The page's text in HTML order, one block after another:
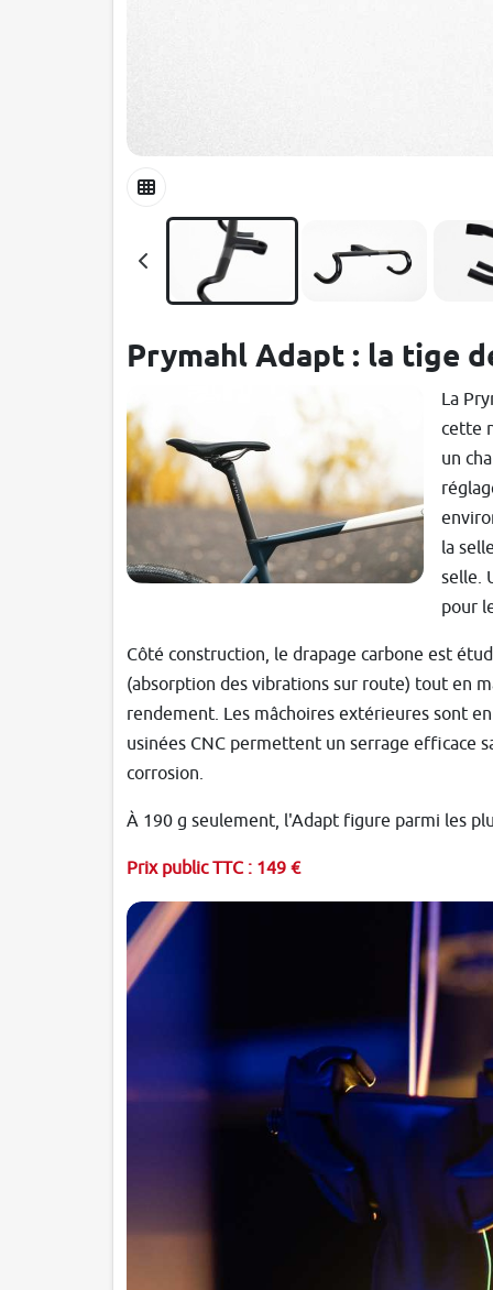
Prymahl Adapt : la tige
La
cette
un
la
selle.
pour
Côté construction, le drapage carbone est
(absorption des vibrations sur route) tout en
rendement. Les mâchoires extérieures sont
usinées CNC permettent un serrage efficace
corrosion.
À 190 g seulement, l'Adapt figure parmi les
Prix public TTC : 149 €